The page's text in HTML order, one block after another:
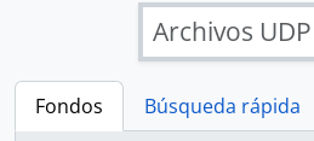
Archivos UDP
Fondos
Búsqueda rápida